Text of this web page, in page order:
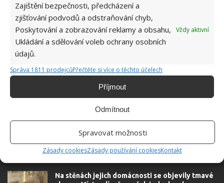
Zajištění bezpečnosti, předcházení a
zjišťování podvodů a odstraňování chyb,
Poskytování a zobrazování reklamy a obsahu,
Ukládání a sdělování voleb ochrany osobních
údajů.
Vždy aktivní
Správa 1811 prodejcůPřečtěte si více o těchto účelech
Příjmout
Odmítnout
Spravovat možnosti
Zásady cookiesZásady používání cookiesKontakt
SOUVISEJÍCÍ ČLÁNKY
Vratič obecný: Nádherně kvetoucí bylina zkrášlí
nejen zahradu, ale pomůže i proti parazitům a
levandulový olej. Platí i na poranění a spáleniny
Na stěnách jejich domácnosti se objevily tmavé